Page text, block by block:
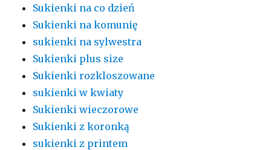
Sukienki na co dzień
Sukienki na komunię
sukienki na sylwestra
Sukienki plus size
Sukienki rozkloszowane
sukienki w kwiaty
Sukienki wieczorowe
Sukienki z koronką
sukienki z printem